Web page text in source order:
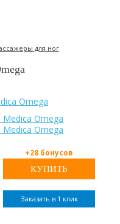
для ног
+28 бонусов
Заказать в 1 клик